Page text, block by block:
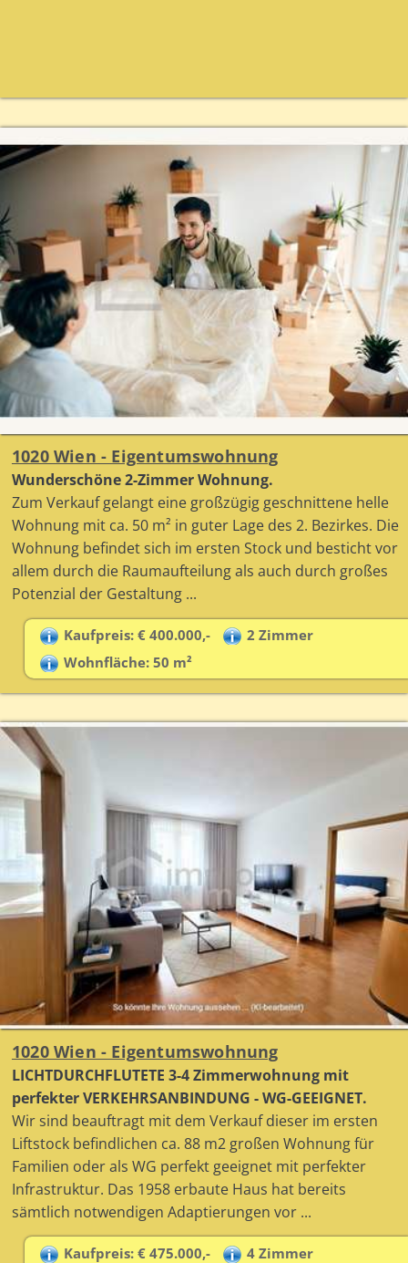
1020 Wien - Eigentumswohnung
Wunderschöne 2-Zimmer Wohnung.
Zum Verkauf gelangt eine großzügig geschnittene helle
Wohnung mit ca. 50 m² in guter Lage des 2. Bezirkes. Die
Wohnung befindet sich im ersten Stock und besticht vor
allem durch die Raumaufteilung als auch durch großes
Potenzial der Gestaltung ...
Kaufpreis: € 400.000,-
2 Zimmer
Wohnfläche: 50 m²
1020 Wien - Eigentumswohnung
LICHTDURCHFLUTETE 3-4 Zimmerwohnung mit
perfekter VERKEHRSANBINDUNG - WG-GEEIGNET.
Wir sind beauftragt mit dem Verkauf dieser im ersten
Liftstock befindlichen ca. 88 m2 großen Wohnung für
Familien oder als WG perfekt geeignet mit perfekter
Infrastruktur. Das 1958 erbaute Haus hat bereits
sämtlich notwendigen Adaptierungen vor ...
Kaufpreis: € 475.000,-
4 Zimmer